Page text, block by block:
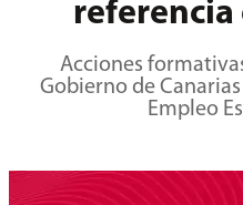
referencia
Acciones
Gobierno de
Empleo